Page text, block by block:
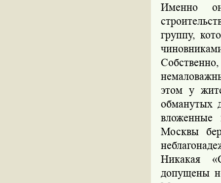
Именно
группу,
этом у
обманутых
вложенные
Москвы
Никакая
допущены